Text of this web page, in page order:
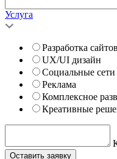
Услуга
Разработка сайтов
UX/UI дизайн
Социальные сети
Реклама
Комплексное
Креативные
Оставить заявку